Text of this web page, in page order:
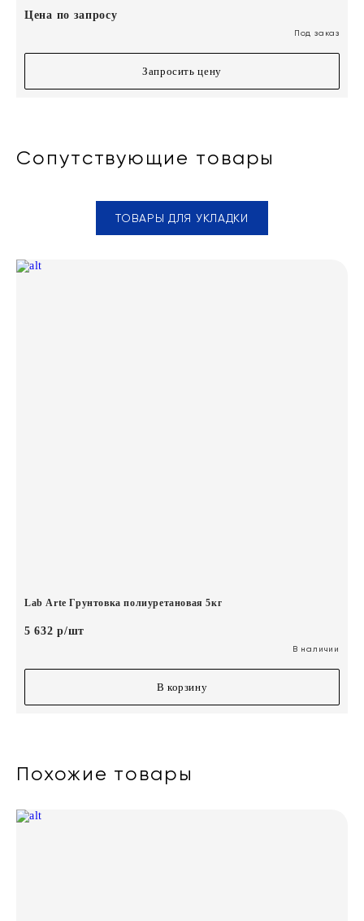
Цена по запросу
Под заказ
Запросить цену
Сопутствующие товары
ТОВАРЫ ДЛЯ УКЛАДКИ
Lab Arte Грунтовка полиуретановая 5кг
5 632 р/шт
В наличии
В корзину
Похожие товары